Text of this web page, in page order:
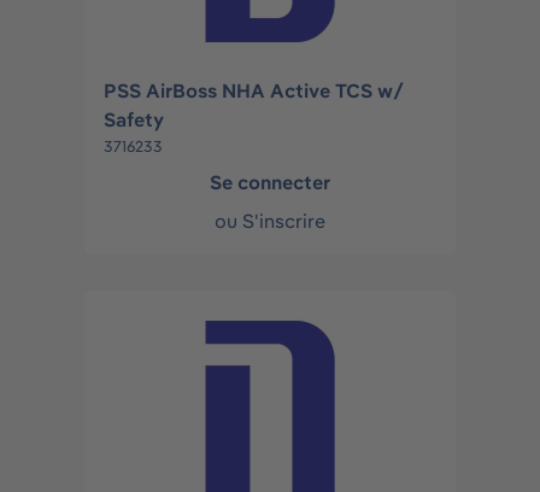
PSS AirBoss NHA Active TCS w/
Safety
3716233
Se connecter
ou S'inscrire